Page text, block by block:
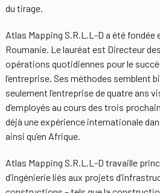
du tirage.
Atlas Mapping S.R.L.L-D a été fondée
Roumanie. Le lauréat est Directeur
opérations quotidiennes pour le
l’entreprise. Ses méthodes semblent
seulement l’entreprise de quatre ans
d’employés au cours des trois
déjà une expérience internationale
ainsi qu’en Afrique.
Atlas Mapping S.R.L.L-D travaille
d’ingénierie liés aux projets